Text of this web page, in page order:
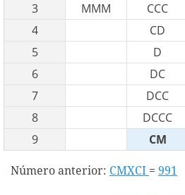
3
MMM CCC
4
CD
5
D
6
DC
7
DCC
8
DCCC
9
CM
Número anterior: CMXCI = 991